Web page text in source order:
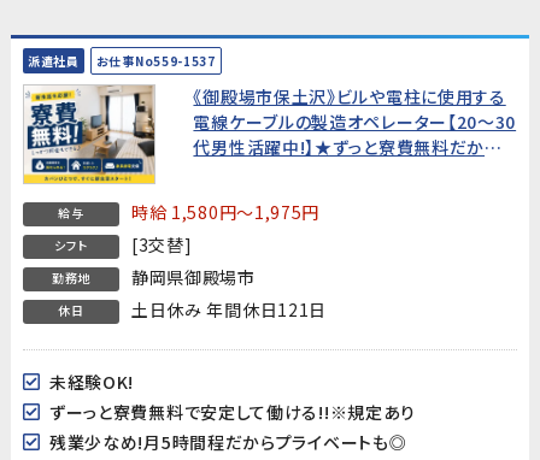
派遣社員 お仕事No559-1537
《御殿場市保土沢》ビルや電柱に使用する
電線ケーブルの製造オペレーター【20～30
代男性活躍中!】★ずっと寮費無料だから
給与 時給 1,580円～1,975円
シフト [3交替]
勤務地 静岡県御殿場市
休日 土日休み 年間休日121日
未経験OK!
ずーっと寮費無料で安定して働ける!!※規定あり
残業少なめ!月5時間程だからプライベートも◎